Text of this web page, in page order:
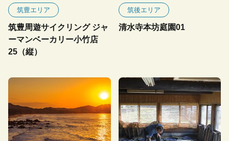
筑豊エリア
筑豊周遊サイクリング ジャ
ーマンベーカリー小竹店
25（縦）
筑後エリア
清水寺本坊庭園01